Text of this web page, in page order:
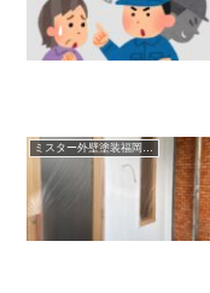
ミスター外壁塗装福岡の売り